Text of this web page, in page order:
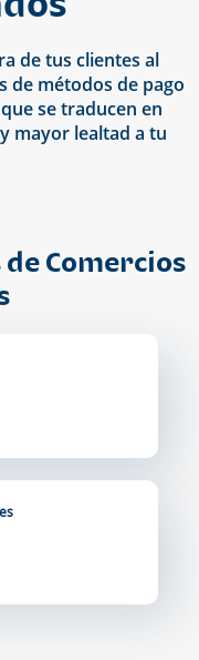
de tus clientes al
de métodos de pago
se traducen en
mayor lealtad a tu
Comercios